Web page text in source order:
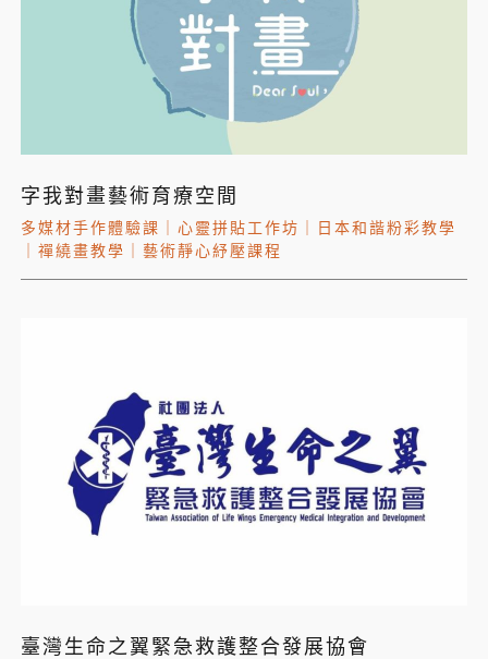
字我對畫藝術育療空間
多媒材手作體驗課 心靈拼貼工作坊
日本和諧粉彩教學
禪繞畫教學 藝術靜心紓壓課程
臺灣生命之翼緊急救護整合發展協會